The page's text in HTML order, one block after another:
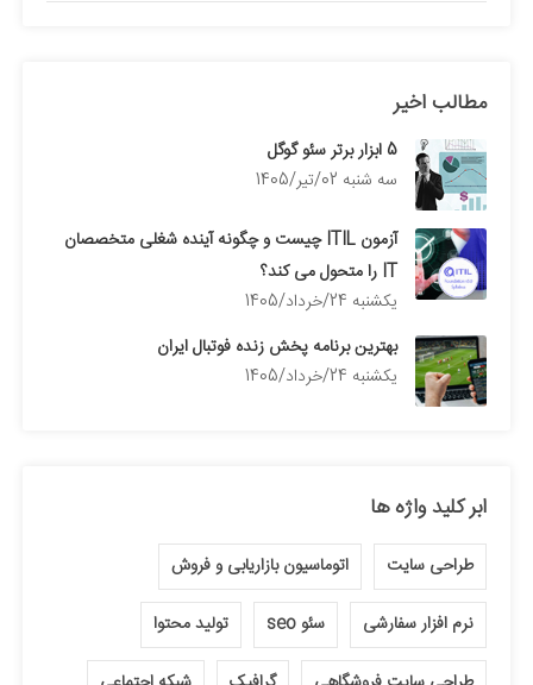
مطالب اخیر
5 ابزار برتر سئو گوگل
سه شنبه 02/تیر/1405
آزمون ITIL چیست و چگونه آینده شغلی متخصصان
IT را متحول می کند؟
يكشنبه 24/خرداد/1405
بهترین برنامه پخش زنده فوتبال ایران
يكشنبه 24/خرداد/1405
ابر کلید واژه ها
طراحی سایت اتوماسیون بازاریابی و فروش
نرم افزار سفارشی سئو seo تولید محتوا